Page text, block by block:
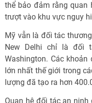
thể bảo đảm rằng quan
trượt vào khu vực nguy
Mỹ vẫn là đối tác
New Delhi chỉ là đối
Washington. Các
lớn nhất thế giới trong
lượng đã tạo ra hơn
Quan hệ đối tác an